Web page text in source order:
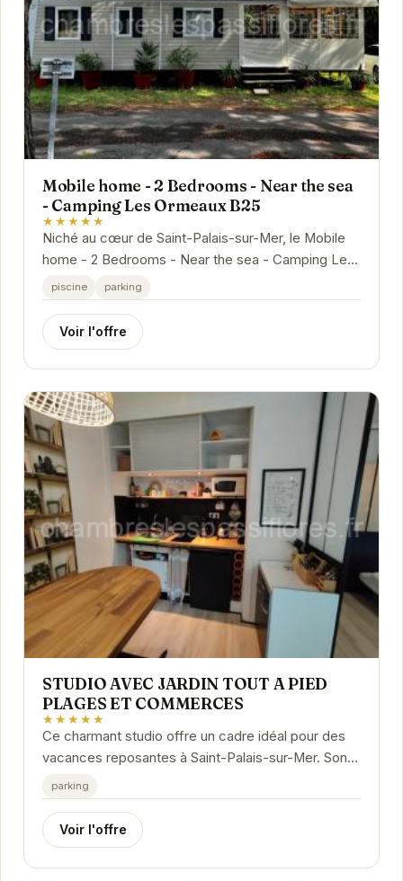
Mobile home - 2 Bedrooms - Near the sea
- Camping Les Ormeaux B25
★★★★★
Niché au cœur de Saint-Palais-sur-Mer, le Mobile
home - 2 Bedrooms - Near the sea - Camping Les
Ormeaux B25 offre un havre de paix idéal pour
des...
piscine parking
Voir l'offre
STUDIO AVEC JARDIN TOUT A PIED
PLAGES ET COMMERCES
★★★★★
Ce charmant studio offre un cadre idéal pour des
vacances reposantes à Saint-Palais-sur-Mer. Son
emplacement privilégié permet un accès facile...
parking
Voir l'offre